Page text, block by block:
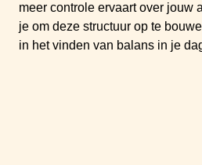
meer controle ervaart over jouw
je om deze structuur op te
in het vinden van balans in je